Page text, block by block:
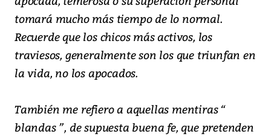
tomará mucho más tiempo de lo normal.
Recuerde que los chicos más activos, los
traviesos, generalmente son los que triunfan en
la vida, no los apocados.
También me refiero a aquellas mentiras “
blandas ”, de supuesta buena fe, que pretenden